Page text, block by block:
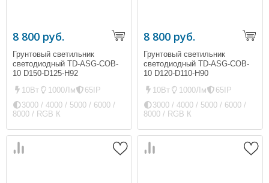
8 800 руб.
Грунтовый светильник
светодиодный TD-ASG-COB-
10 D150-D125-H92
10Вт
1000Лм
65IP
3000 / 4000 / 5000 / 6000 /
8000 / RGB К
8 800 руб.
Грунтовый светильник
светодиодный TD-ASG-COB-
10 D120-D110-H90
10Вт
1000Лм
65IP
3000 / 4000 / 5000 / 6000 /
8000 / RGB К